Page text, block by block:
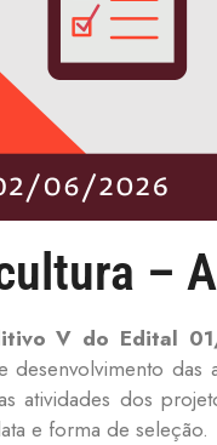
–
V do Edital
das
atividades dos
e forma de seleção.